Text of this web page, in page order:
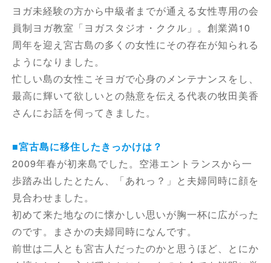
ヨガ未経験の方から中級者までが通える女性専用の会
員制ヨガ教室「ヨガスタジオ・ククル」。創業満10
周年を迎え宮古島の多くの女性にその存在が知られる
ようになりました。
忙しい島の女性こそヨガで心身のメンテナンスをし、
最高に輝いて欲しいとの熱意を伝える代表の牧田美香
さんにお話を伺ってきました。
■宮古島に移住したきっかけは？
2009年春が初来島でした。空港エントランスから一
歩踏み出したとたん、「あれっ？」と夫婦同時に顔を
見合わせました。
初めて来た地なのに懐かしい思いが胸一杯に広がった
のです。まさかの夫婦同時になんです。
前世は二人とも宮古人だったのかと思うほど、とにか